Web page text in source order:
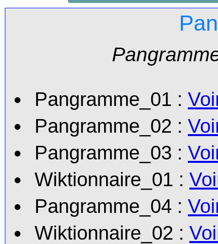
Pangramme_01 :
Pangramme_02 :
Pangramme_03 :
Wiktionnaire_01 :
Pangramme_04 :
Wiktionnaire_02 :